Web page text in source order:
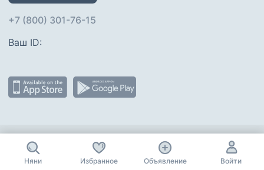
+7 (800) 301-76-15
Ваш ID:
Присоединяйтесь :
Няни Избранное Объявление Войти